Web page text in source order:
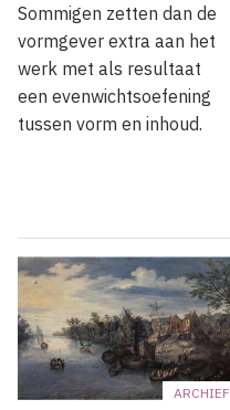
Sommigen zetten dan de
vormgever extra aan het
werk met als resultaat
een evenwichtsoefening
tussen vorm en inhoud.
ARCHIEF